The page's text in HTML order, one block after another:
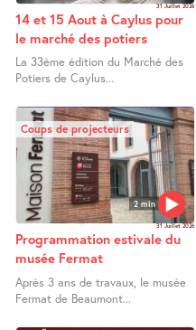
31 Juillet 2026
14 et 15 Aout à Caylus pour
le marché des potiers
La 33ème édition du Marché des
Potiers de Caylus...
2 min
Coups de projecteurs
31 Juillet 2026
Programmation estivale du
musée Fermat
Après 3 ans de travaux, le musée
Fermat de Beaumont...